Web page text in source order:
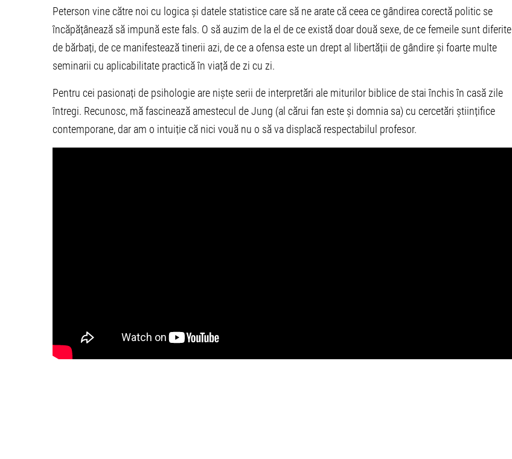
Peterson vine către noi cu logica și datele statistice care să ne arate că ceea ce gândirea corectă politic se
încăpățânează să impună este fals. O să auzim de la el de ce există doar două sexe, de ce femeile sunt diferite
de bărbați, de ce manifestează tinerii azi, de ce a ofensa este un drept al libertății de gândire și foarte multe
seminarii cu aplicabilitate practică în viață de zi cu zi.
Pentru cei pasionați de psihologie are niște serii de interpretări ale miturilor biblice de stai închis în casă zile
întregi. Recunosc, mă fascinează amestecul de Jung (al cărui fan este și domnia sa) cu cercetări științifice
contemporane, dar am o intuiție că nici vouă nu o să va displacă respectabilul profesor.